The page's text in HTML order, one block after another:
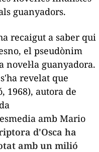
guanyadors.
recaigut a saber qui
el pseudònim
novel·la guanyadora.
revelat que
1968), autora de
amb Mario
d'Osca ha
amb un milió